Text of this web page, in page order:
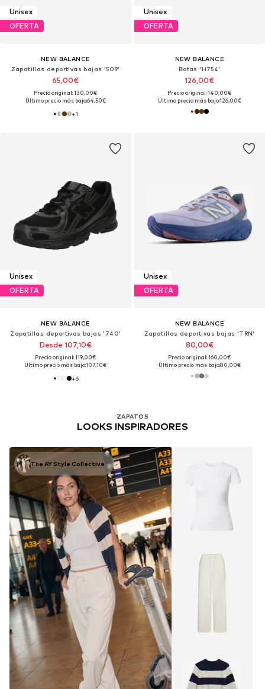
Unisex
OFERTA
NEW BALANCE
Zapatillas deportivas bajas '509'
65,00€
Precio original: 130,00€
Último precio más bajo:64,50€
+1
Unisex
OFERTA
NEW BALANCE
Botas 'H754'
126,00€
Precio original: 140,00€
Último precio más bajo:126,00€
Unisex
OFERTA
NEW BALANCE
Zapatillas deportivas bajas '740'
Desde 107,10€
Precio original: 119,00€
Último precio más bajo:107,10€
+6
Unisex
OFERTA
NEW BALANCE
Zapatillas deportivas bajas 'TRN'
80,00€
Precio original: 160,00€
Último precio más bajo:80,00€
ZAPATOS
LOOKS INSPIRADORES
The AY Style Collective